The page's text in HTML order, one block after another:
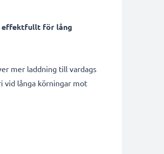
effektfullt för lång
mer laddning till vardags
vid långa körningar mot